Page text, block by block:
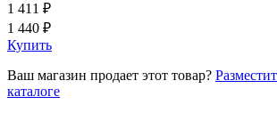
1 411 ₽
1 440 ₽
Купить
Ваш магазин продает этот товар?
каталоге